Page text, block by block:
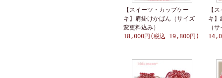
【スイーツ・カップケー
キ】肩掛けかばん（サイズ
変更料込み）
18,000円(税込 19,800円)
【
キ】
（